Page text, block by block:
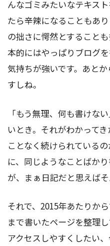
んなゴミみたいなテキス
たら辛辣になることもあ
の拙さに愕然とすること
本的にはやっぱりブログ
気持ちが強いです。あと
すしね。
「もう無理、何も書けな
いとき。それがわかって
ことなく続けられている
に、同じようなことばか
が、まぁ日記だと思えばそ
それで、2015年あたりか
まで書いたページを整理
アクセスしやすくしたい